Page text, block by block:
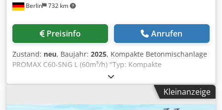
Feuchte-/Wasserdosiermodul, Sandfeuchtemessung,
eignet sich die Anlage besonders für Betonwarenwerke,
Betonfertigteilproduktion, Sonderbetone sowie
gebrauchte, technisch hochwertige Mischanlage.
Besichtigung und technische Detailunterlagen nach
Absprache. Die Anlage muss durch den Käufer
eigenständig abgebaut werden. Abbau ab sofort möglich.
Berlin 732 km
Preisinfo Anrufen
Zustand: neu, Baujahr: 2025, Kompakte Betonmischanlage
PROMAX C60-SNG L (60m³/h) "Typ: Kompakte
Betonmischanlage mit Einwellenmischer Kapazität: 60 m³ /
Stunde frisch gepresster Beton Mischerkapazität:
1500/1000 lt (1m³ Druckbeton) Zentralschmiersystem
Marke: ILC (Made in Italy) Steuersystem: Vollautomatischer
Kleinanzeige